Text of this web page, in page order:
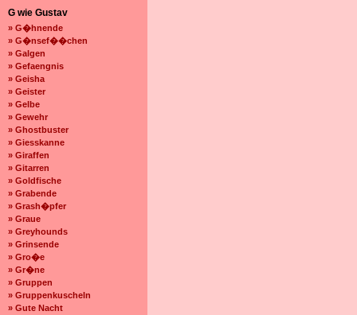
G wie Gustav
» G�hnende
» G�nsef��chen
» Galgen
» Gefaengnis
» Geisha
» Geister
» Gelbe
» Gewehr
» Ghostbuster
» Giesskanne
» Giraffen
» Gitarren
» Goldfische
» Grabende
» Grash�pfer
» Graue
» Greyhounds
» Grinsende
» Gro�e
» Gr�ne
» Gruppen
» Gruppenkuscheln
» Gute Nacht